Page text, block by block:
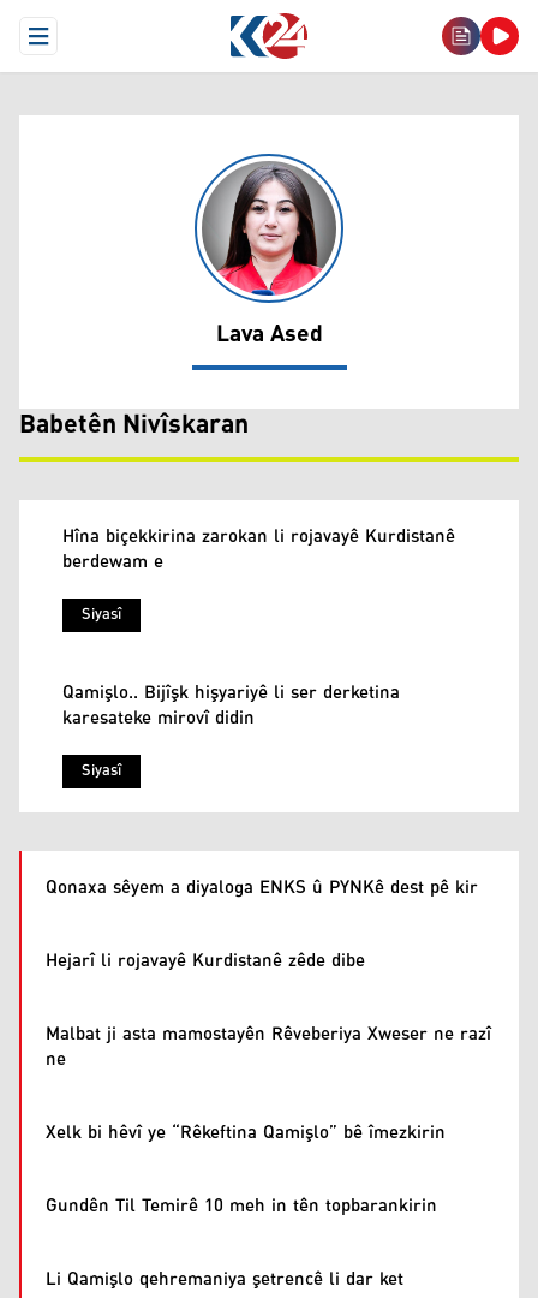
Open Menu
Lava Ased
Lava Ased
Babetên Nivîskaran
Siyasî
Hîna biçekkirina zarokan li rojavayê Kurdistanê
berdewam e
Siyasî
Qamişlo.. Bijîşk hişyariyê li ser derketina
karesateke mirovî didin
Qonaxa sêyem a diyaloga ENKS û PYNKê dest pê kir
Hejarî li rojavayê Kurdistanê zêde dibe
Malbat ji asta mamostayên Rêveberiya Xweser ne razî
ne
Xelk bi hêvî ye “Rêkeftina Qamişlo” bê îmezkirin
Gundên Til Temirê 10 meh in tên topbarankirin
Li Qamişlo qehremaniya şetrencê li dar ket